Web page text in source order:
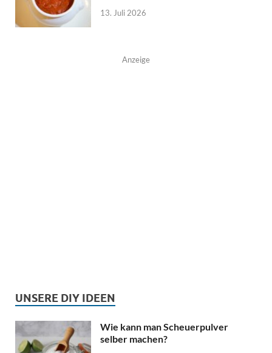
13. Juli 2026
Anzeige
UNSERE DIY IDEEN
Wie kann man Scheuerpulver
selber machen?